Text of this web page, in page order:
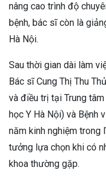
nâng cao trình độ
bệnh, bác sĩ còn là
Hà Nội.
Sau thời gian dài làm
Bác sĩ Cung Thị Thu
và điều trị tại Trung
học Y Hà Nội) và Bệnh
năm kinh nghiệm trong
tưởng lựa chọn khi có
khoa thường gặp.